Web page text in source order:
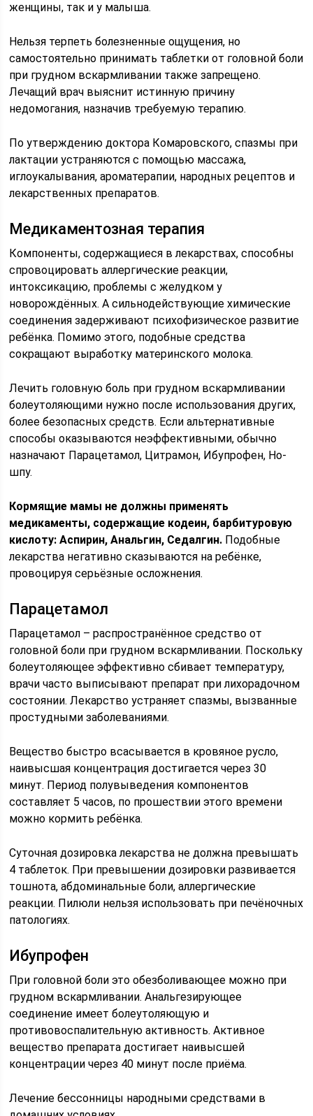
женщины, так и у малыша.
Нельзя терпеть болезненные ощущения, но
самостоятельно принимать таблетки от головной боли
при грудном вскармливании также запрещено.
Лечащий врач выяснит истинную причину
недомогания, назначив требуемую терапию.
По утверждению доктора Комаровского, спазмы при
лактации устраняются с помощью массажа,
иглоукалывания, ароматерапии, народных рецептов и
лекарственных препаратов.
Медикаментозная терапия
Компоненты, содержащиеся в лекарствах, способны
спровоцировать аллергические реакции,
интоксикацию, проблемы с желудком у
новорождённых. А сильнодействующие химические
соединения задерживают психофизическое развитие
ребёнка. Помимо этого, подобные средства
сокращают выработку материнского молока.
Лечить головную боль при грудном вскармливании
болеутоляющими нужно после использования других,
более безопасных средств. Если альтернативные
способы оказываются неэффективными, обычно
назначают Парацетамол, Цитрамон, Ибупрофен, Но-
шпу.
Кормящие мамы не должны применять
медикаменты, содержащие кодеин, барбитуровую
кислоту: Аспирин, Анальгин, Седалгин. Подобные
лекарства негативно сказываются на ребёнке,
провоцируя серьёзные осложнения.
Парацетамол
Парацетамол – распространённое средство от
головной боли при грудном вскармливании. Поскольку
болеутоляющее эффективно сбивает температуру,
врачи часто выписывают препарат при лихорадочном
состоянии. Лекарство устраняет спазмы, вызванные
простудными заболеваниями.
Вещество быстро всасывается в кровяное русло,
наивысшая концентрация достигается через 30
минут. Период полувыведения компонентов
составляет 5 часов, по прошествии этого времени
можно кормить ребёнка.
Суточная дозировка лекарства не должна превышать
4 таблеток. При превышении дозировки развивается
тошнота, абдоминальные боли, аллергические
реакции. Пилюли нельзя использовать при печёночных
патологиях.
Ибупрофен
При головной боли это обезболивающее можно при
грудном вскармливании. Анальгезирующее
соединение имеет болеутоляющую и
противовоспалительную активность. Активное
вещество препарата достигает наивысшей
концентрации через 40 минут после приёма.
Лечение бессонницы народными средствами в